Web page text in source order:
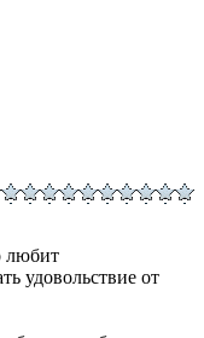
любит
удовольствие от